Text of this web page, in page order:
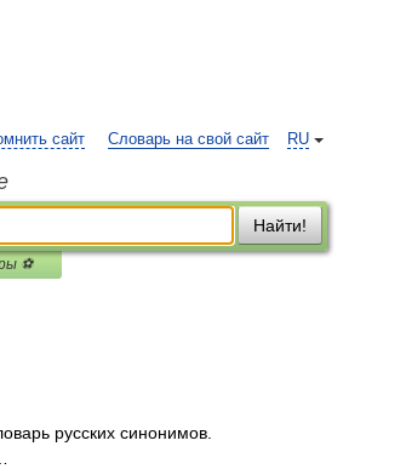
RU
сайт Словарь на свой сайт
Найти!
⚽
русских синонимов.